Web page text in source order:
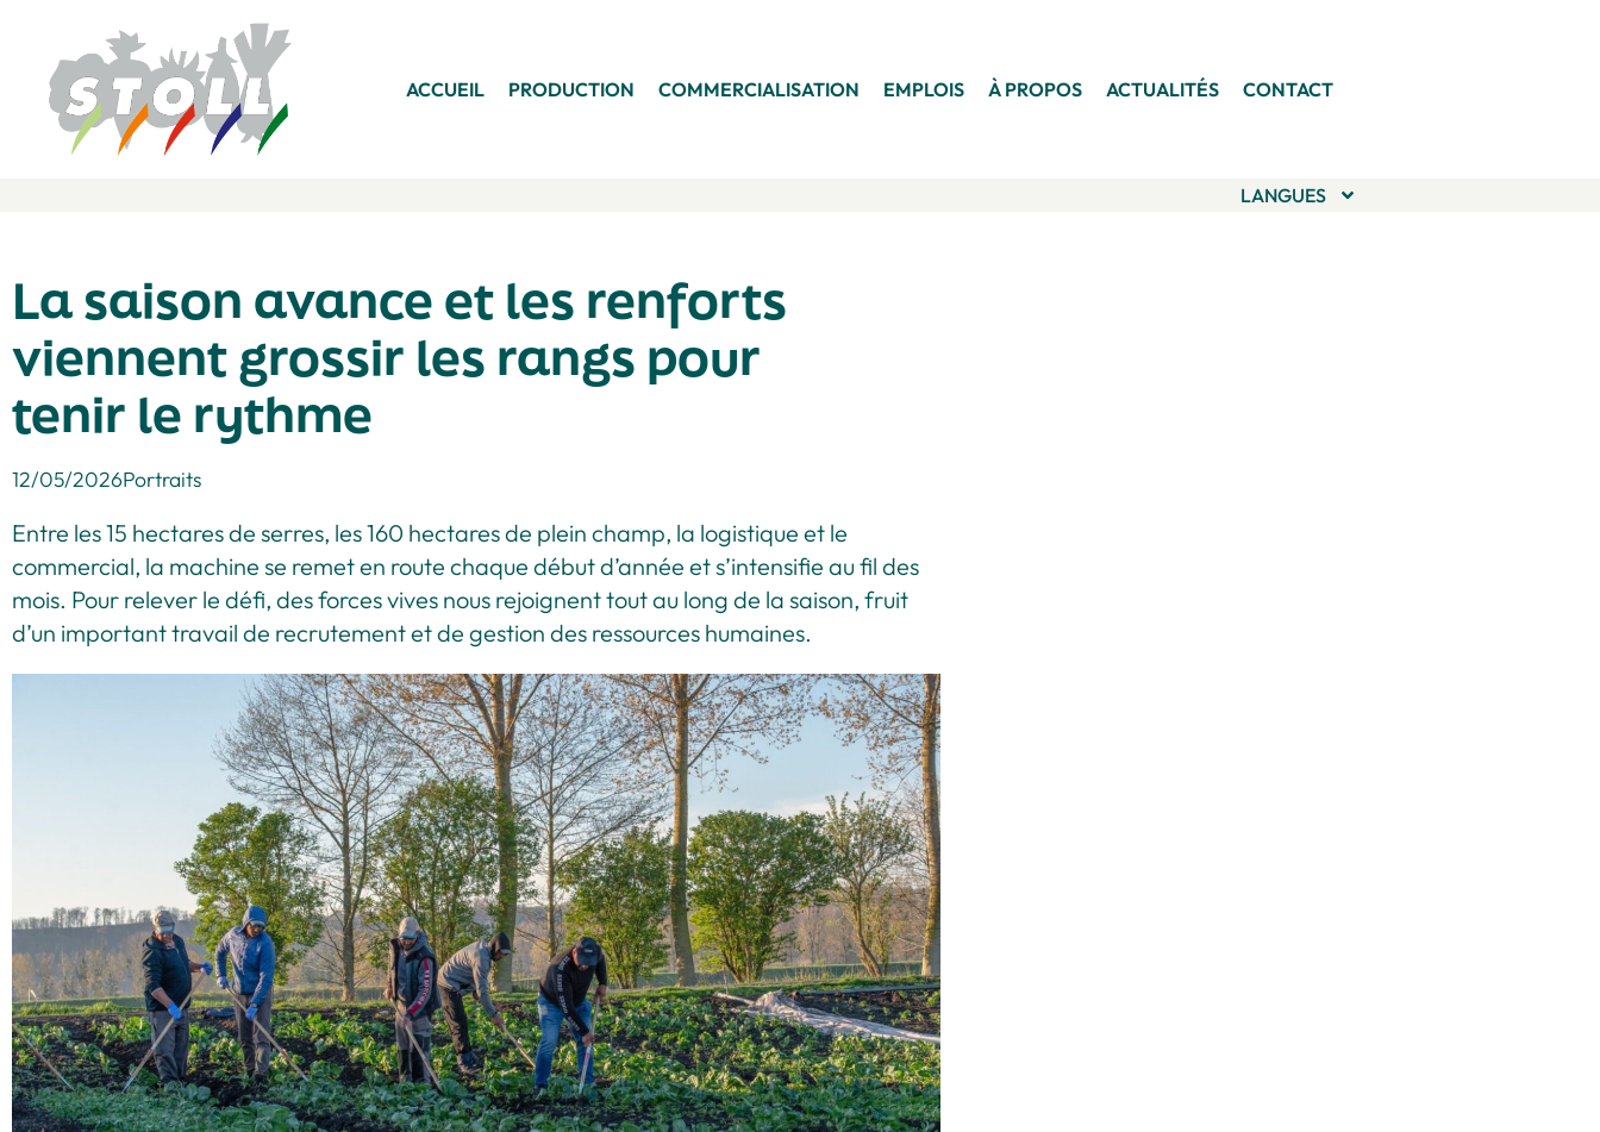
ACCUEIL PRODUCTION COMMERCIALISATION EMPLOIS À PROPOS ACTUALITÉS CONTACT
LANGUES
La saison avance et les renforts
viennent grossir les rangs pour
tenir le rythme
12/05/2026Portraits
Entre les 15 hectares de serres, les 160 hectares de plein champ, la logistique et le
commercial, la machine se remet en route chaque début d’année et s’intensifie au fil des
mois. Pour relever le défi, des forces vives nous rejoignent tout au long de la saison, fruit
d’un important travail de recrutement et de gestion des ressources humaines.